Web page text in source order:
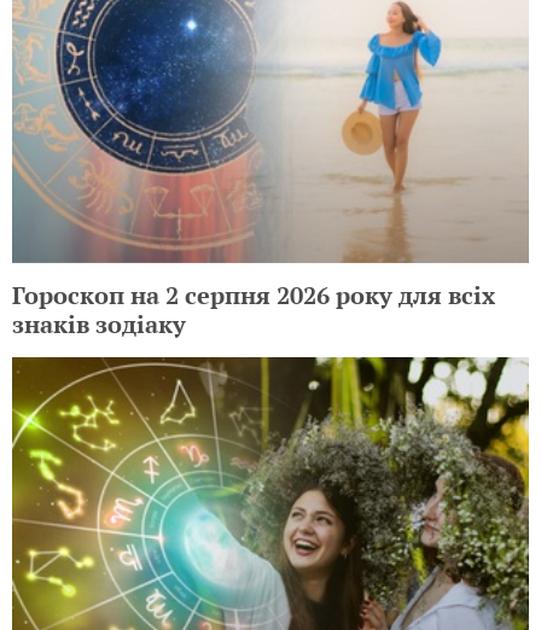
Гороскоп на 2 серпня 2026 року для всіх
знаків зодіаку